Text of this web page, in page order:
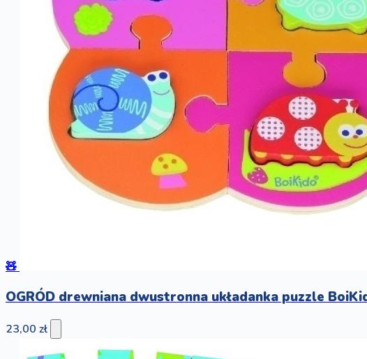
🧸
OGRÓD drewniana dwustronna układanka puzzle
23,00 zł